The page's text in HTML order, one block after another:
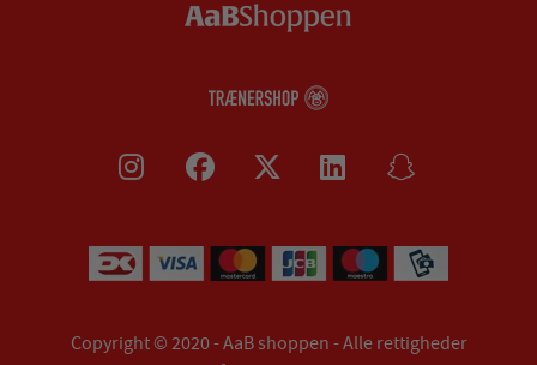
Copyright © 2020 - AaB shoppen - Alle rettigheder